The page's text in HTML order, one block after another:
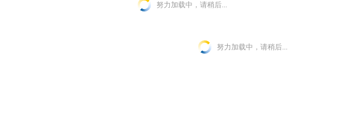
努力加载中，请稍后...
努力加载中，请稍后...